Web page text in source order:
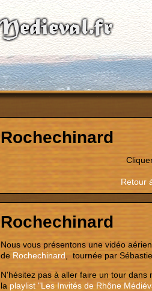
Rochechinard
Retour
Rochechinard
Nous vous présentons une vidéo
de Rochechinard , tournée par
N'hésitez pas à aller faire un tour dans
la playlist "Les Invités de Rhône